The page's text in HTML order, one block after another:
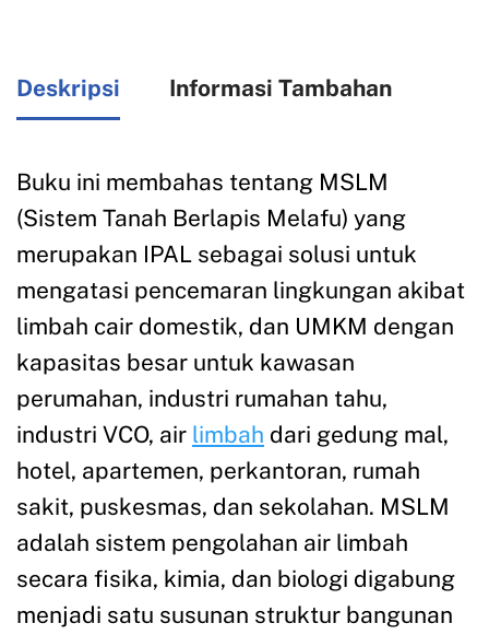
Deskripsi Informasi Tambahan
Buku ini membahas tentang MSLM
(Sistem Tanah Berlapis Melafu) yang
merupakan IPAL sebagai solusi untuk
mengatasi pencemaran lingkungan akibat
limbah cair domestik, dan UMKM dengan
kapasitas besar untuk kawasan
perumahan, industri rumahan tahu,
industri VCO, air limbah dari gedung mal,
hotel, apartemen, perkantoran, rumah
sakit, puskesmas, dan sekolahan. MSLM
adalah sistem pengolahan air limbah
secara fisika, kimia, dan biologi digabung
menjadi satu susunan struktur bangunan